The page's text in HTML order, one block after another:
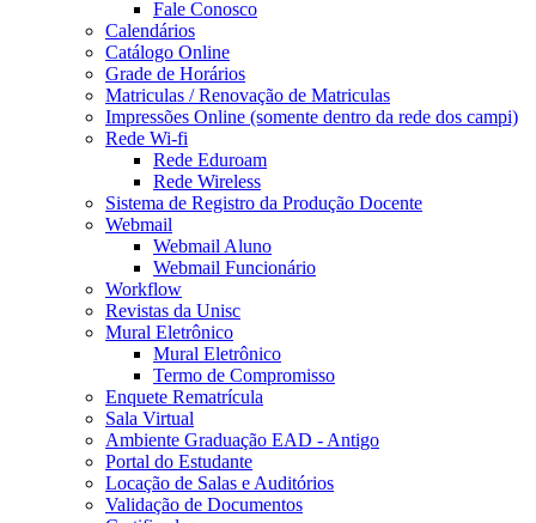
Fale Conosco
Calendários
Catálogo Online
Grade de Horários
Matriculas / Renovação de Matriculas
Impressões Online (somente dentro da rede dos campi)
Rede Wi-fi
Rede Eduroam
Rede Wireless
Sistema de Registro da Produção Docente
Webmail
Webmail Aluno
Webmail Funcionário
Workflow
Revistas da Unisc
Mural Eletrônico
Mural Eletrônico
Termo de Compromisso
Enquete Rematrícula
Sala Virtual
Ambiente Graduação EAD - Antigo
Portal do Estudante
Locação de Salas e Auditórios
Validação de Documentos